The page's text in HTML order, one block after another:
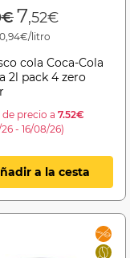
reduced
to
7,52€
0,94€/litro
cola Coca-Cola
2l pack 4 zero
de precio a 7.52€
- 16/08/26)
a la cesta